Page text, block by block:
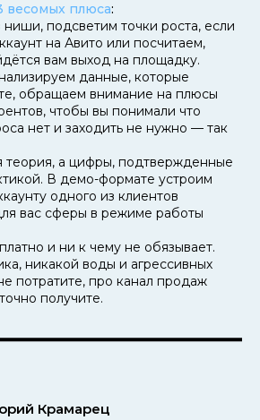
весомых плюса:
подсветим точки роста, если
на Авито или посчитаем,
вам выход на площадку.
данные, которые
обращаем внимание на плюсы
чтобы вы понимали что
нет и заходить не нужно — так
теория, а цифры, подтвержденные
В демо-формате устроим
одного из клиентов
вас сферы в режиме работы
и ни к чему не обязывает.
никакой воды и агрессивных
потратите, про канал продаж
получите.
Крамарец